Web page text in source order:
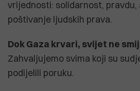
vrijednosti: solidarnost, pravdu,
poštivanje ljudskih prava.
Dok Gaza krvari, svijet ne
Zahvaljujemo svima koji su
podijelili poruku.